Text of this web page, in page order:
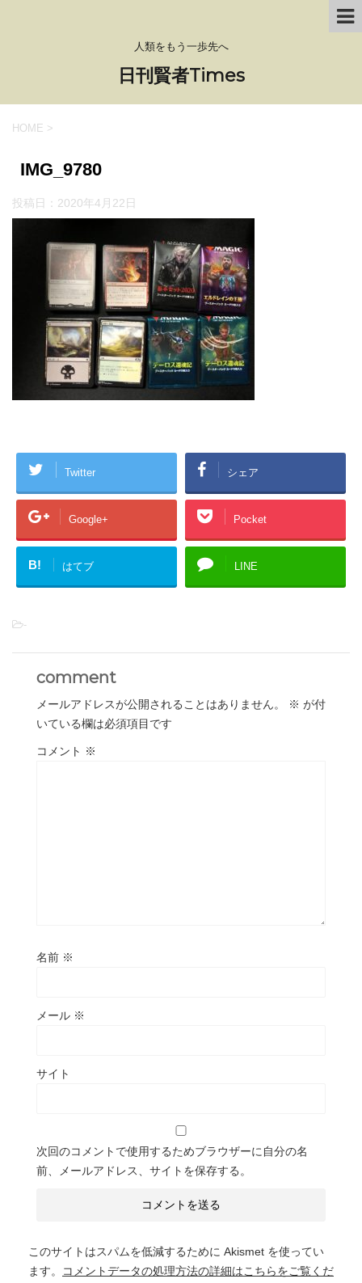
人類をもう一歩先へ
日刊賢者Times
HOME >
IMG_9780
投稿日： 2020年4月22日
Twitter シェア
Google+ Pocket
B! はてブ LINE
-
comment
メールアドレスが公開されることはありません。 ※ が付
いている欄は必須項目です
コメント ※
名前 ※
メール ※
サイト
次回のコメントで使用するためブラウザーに自分の名
前、メールアドレス、サイトを保存する。
このサイトはスパムを低減するために Akismet を使ってい
ます。
コメントデータの処理方法の詳細はこちらをご覧くだ